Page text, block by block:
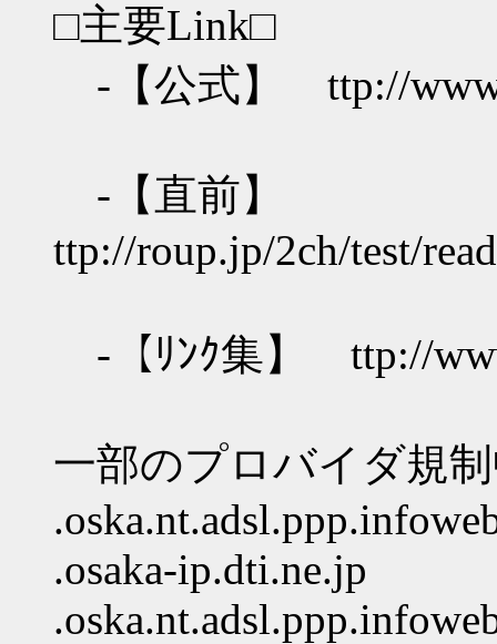
□主要Link□
-【公式】 ttp://
-【直前】
ttp://roup.jp/2ch/test/
-【ﾘﾝｸ集】 ttp://
一部のプロバイダ規
.osaka-ip.dti.ne.jp